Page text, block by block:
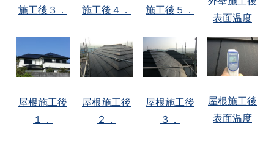
施工後３． 施工後４． 施工後５．
表面温度
屋根施工後
１．
屋根施工後
２．
屋根施工後
３．
屋根施工後
表面温度